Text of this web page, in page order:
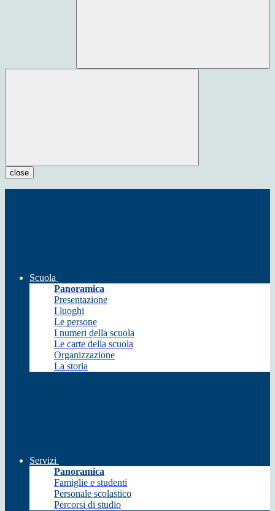
close
Scuola
Panoramica
Presentazione
I luoghi
Le persone
I numeri della scuola
Le carte della scuola
Organizzazione
La storia
Servizi
Panoramica
Famiglie e studenti
Personale scolastico
Percorsi di studio